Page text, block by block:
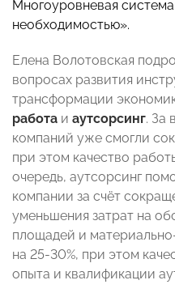
Многоуровневая
необходимостью».
Елена Волотовская
вопросах развития
трансформации
работа и аутсорсинг. За
компаний уже смогли
при этом качество
очередь, аутсорсинг
компании за счёт
уменьшения затрат на
площадей и
на 25-30%, при этом
опыта и квалификации